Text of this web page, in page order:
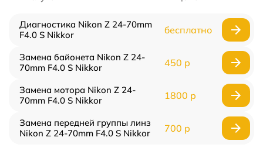
Диагностика Nikon Z 24-70mm
F4.0 S Nikkor
бесплатно
Замена байонета Nikon Z 24-
70mm F4.0 S Nikkor
450 р
Замена мотора Nikon Z 24-
70mm F4.0 S Nikkor
1800 р
Замена передней группы линз
Nikon Z 24-70mm F4.0 S Nikkor
700 р